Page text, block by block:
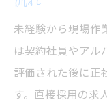
未経験から現場作
は契約社員やアル
評価された後に正
す。直接採用の求